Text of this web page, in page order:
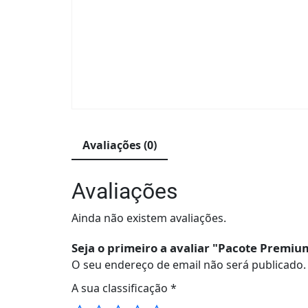
Avaliações (0)
Avaliações
Ainda não existem avaliações.
Seja o primeiro a avaliar "Pacote
O seu endereço de email não será publicado.
A sua classificação *